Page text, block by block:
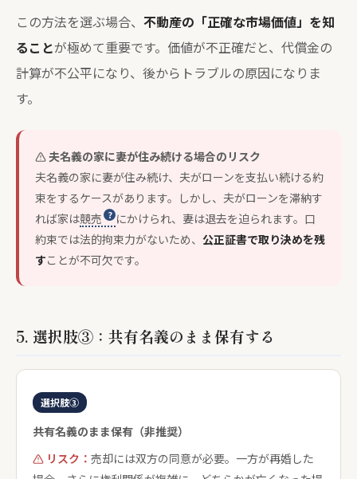
この方法を選ぶ場合、 不動産の「正確な市場価値」を知
ることが極めて重要です。価値が不正確だと、代償金の
計算が不公平になり、後からトラブルの原因になりま
す。
夫名義の家に妻が住み続ける場合のリスク
夫名義の家に妻が住み続け、夫がローンを支払い続ける約
束をするケースがあります。しかし、夫がローンを滞納す
れば家は競売
にかけられ、妻は退去を迫られます。口
約束では法的拘束力がないため、 公正証書で取り決めを残
すことが不可欠です。
5. 選択肢③：共有名義のまま保有する
選択肢③
共有名義のまま保有（非推奨）
リスク： 売却には双方の同意が必要。一方が再婚した